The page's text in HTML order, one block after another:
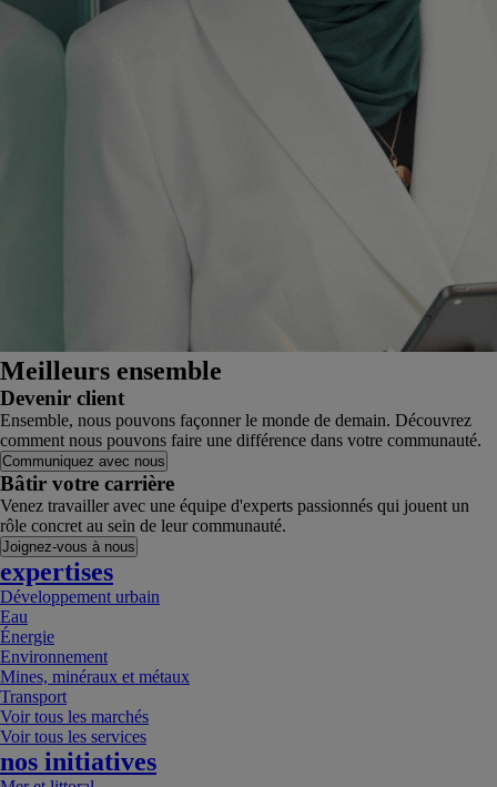
Meilleurs ensemble
Devenir client
Ensemble, nous pouvons façonner le monde de demain. Découvrez
comment nous pouvons faire une différence dans votre communauté.
Communiquez avec nous
Bâtir votre carrière
Venez travailler avec une équipe d'experts passionnés qui jouent un
rôle concret au sein de leur communauté.
Joignez-vous à nous
expertises
Développement urbain
Eau
Énergie
Environnement
Mines, minéraux et métaux
Transport
Voir tous les marchés
Voir tous les services
nos initiatives